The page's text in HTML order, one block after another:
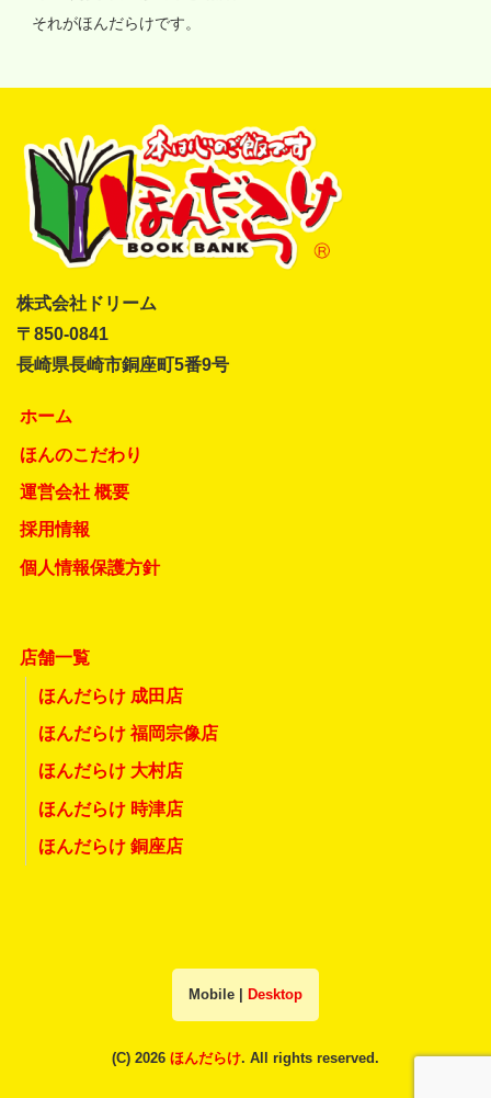
それがほんだらけです。
株式会社ドリーム
〒850-0841
長崎県長崎市銅座町5番9号
ホーム
ほんのこだわり
運営会社 概要
採用情報
個人情報保護方針
店舗一覧
ほんだらけ 成田店
ほんだらけ 福岡宗像店
ほんだらけ 大村店
ほんだらけ 時津店
ほんだらけ 銅座店
Mobile Desktop
(C) 2026 ほんだらけ. All rights reserved.